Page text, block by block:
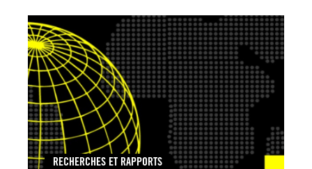
RECHERCHES ET RAPPORTS